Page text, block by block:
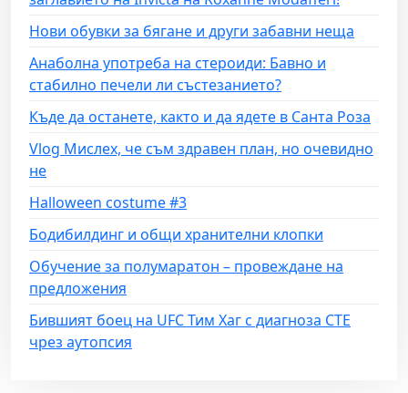
Нови обувки за бягане и други забавни неща
Анаболна употреба на стероиди: Бавно и
стабилно печели ли състезанието?
Къде да останете, както и да ядете в Санта Роза
Vlog Мислех, че съм здравен план, но очевидно
не
Halloween costume #3
Бодибилдинг и общи хранителни клопки
Обучение за полумаратон – провеждане на
предложения
Бившият боец на UFC Тим Хаг с диагноза CTE
чрез аутопсия